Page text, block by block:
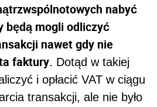
nabyć
będą mogli odliczyć
nawet gdy nie
faktury. Dotąd w takiej
i opłacić VAT w ciągu
transakcji, ale nie było